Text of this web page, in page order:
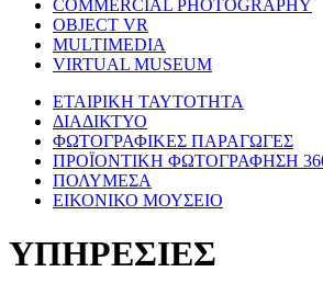
COMMERCIAL PHOTOGRAPHY
OBJECT VR
MULTIMEDIA
VIRTUAL MUSEUM
ΕΤΑΙΡΙΚΗ ΤΑΥΤΟΤΗΤΑ
ΔΙΑΔΙΚΤΥΟ
ΦΩΤΟΓΡΑΦΙΚΕΣ ΠΑΡΑΓΩΓΕΣ
ΠΡΟΪΟΝΤΙΚΗ ΦΩΤΟΓΡΑΦΗΣΗ
ΠΟΛΥΜΕΣΑ
ΕΙΚΟΝΙΚΟ ΜΟΥΣΕΙΟ
ΥΠΗΡΕΣΙΕΣ